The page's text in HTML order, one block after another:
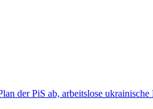
der PiS ab, arbeitslose ukrainische